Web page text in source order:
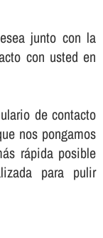
junto con la
con usted en
de contacto
nos pongamos
rápida posible
para pulir